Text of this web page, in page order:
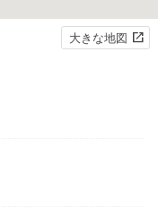
大きな地図